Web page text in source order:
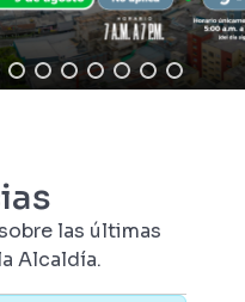
las últimas
Alcaldía.